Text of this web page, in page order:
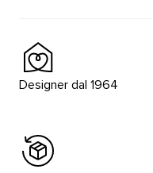
Designer dal 1964